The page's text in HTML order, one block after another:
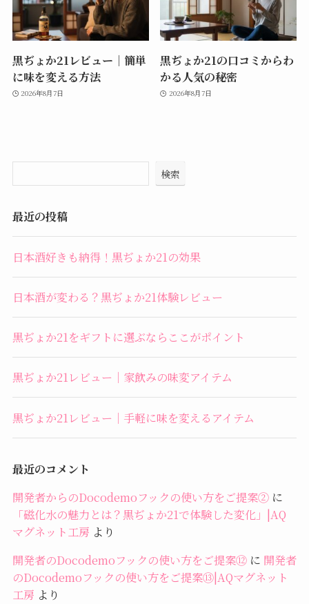
黒ぢょか21レビュー｜簡単
に味を変える方法
2026年8月7日
黒ぢょか21の口コミからわ
かる人気の秘密
2026年8月7日
検索
最近の投稿
日本酒好きも納得！黒ぢょか21の効果
日本酒が変わる？黒ぢょか21体験レビュー
黒ぢょか21をギフトに選ぶならここがポイント
黒ぢょか21レビュー｜家飲みの味変アイテム
黒ぢょか21レビュー｜手軽に味を変えるアイテム
最近のコメント
開発者からのDocodemoフックの使い方をご提案②に
「磁化水の魅力とは？黒ぢょか21で体験した変化」|AQ
マグネット工房 より
開発者のDocodemoフックの使い方をご提案⑫に 開発者
のDocodemoフックの使い方をご提案⑬|AQマグネット
工房 より